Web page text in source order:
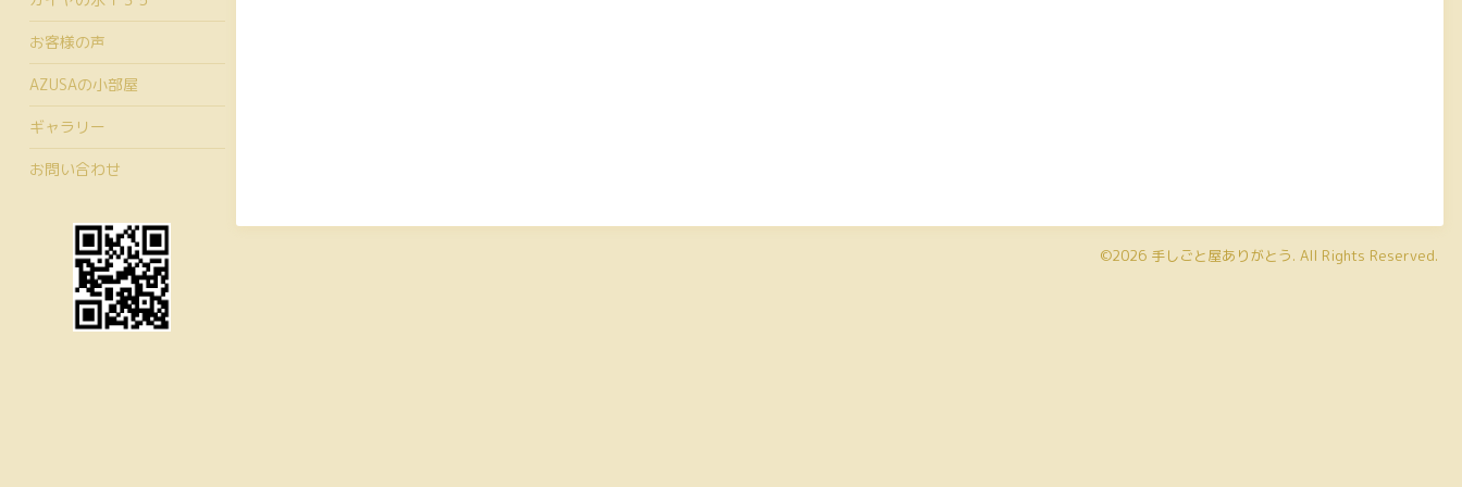
©2026 手しごと屋ありがとう. All Rights Reserved.
お客様の声
AZUSAの小部屋
ギャラリー
お問い合わせ